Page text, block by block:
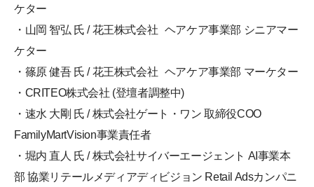
ケター
・山岡 智弘 氏 / 花王株式会社 ヘアケア事業部 シニアマー
ケター
・篠原 健吾 氏 / 花王株式会社 ヘアケア事業部 マーケター
・CRITEO株式会社 (登壇者調整中)
・速水 大剛 氏 / 株式会社ゲート・ワン 取締役COO
FamilyMartVision事業責任者
・堀内 直人 氏 / 株式会社サイバーエージェント AI事業本
部 協業リテールメディアディビジョン Retail Adsカンパニ